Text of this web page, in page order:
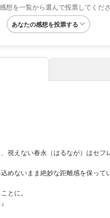
想を一覧から選んで投票してくださ
あなたの感想を投票する
視えない春永（はるなが）はセフ
めないまま絶妙な距離感を保って
とに。